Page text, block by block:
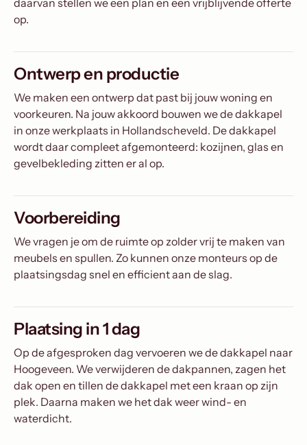
op.
Ontwerp en productie
We maken een ontwerp dat past bij jouw woning en
voorkeuren. Na jouw akkoord bouwen we de dakkapel
in onze werkplaats in Hollandscheveld. De dakkapel
wordt daar compleet afgemonteerd: kozijnen, glas en
gevelbekleding zitten er al op.
Voorbereiding
We vragen je om de ruimte op zolder vrij te maken van
meubels en spullen. Zo kunnen onze monteurs op de
plaatsingsdag snel en efficient aan de slag.
Plaatsing in 1 dag
Op de afgesproken dag vervoeren we de dakkapel naar
Hoogeveen. We verwijderen de dakpannen, zagen het
dak open en tillen de dakkapel met een kraan op zijn
plek. Daarna maken we het dak weer wind- en
waterdicht.